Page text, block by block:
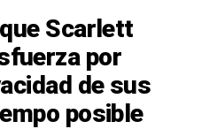
Scarlett
por
de sus
posible